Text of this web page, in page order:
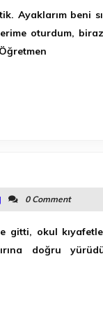
Ayaklarım beni
oturdum,
| 0 Comment
okul
doğru